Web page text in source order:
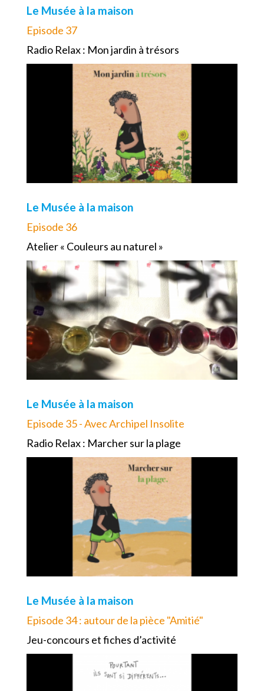
Le Musée à la maison
Episode 37
Radio Relax : Mon jardin à trésors
Le Musée à la maison
Episode 36
Atelier « Couleurs au naturel »
Le Musée à la maison
Episode 35 - Avec Archipel Insolite
Radio Relax : Marcher sur la plage
Le Musée à la maison
Episode 34 : autour de la pièce "Amitié"
Jeu-concours et fiches d’activité